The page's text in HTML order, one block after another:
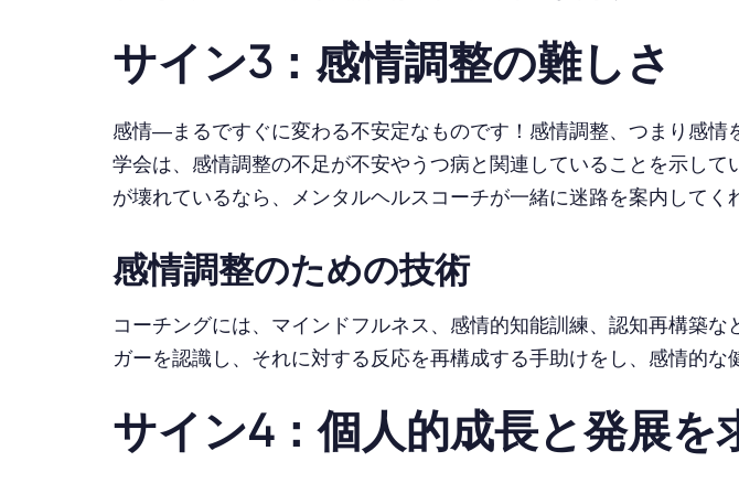
サイン3：感情調整の難しさ
感情—まるですぐに変わる不安定なものです！感情調整、つまり感
学会は、感情調整の不足が不安やうつ病と関連していることを示し
が壊れているなら、メンタルヘルスコーチが一緒に迷路を案内してく
感情調整のための技術
コーチングには、マインドフルネス、感情的知能訓練、認知再構築
ガーを認識し、それに対する反応を再構成する手助けをし、感情的な
サイン4：個人的成長と発展を